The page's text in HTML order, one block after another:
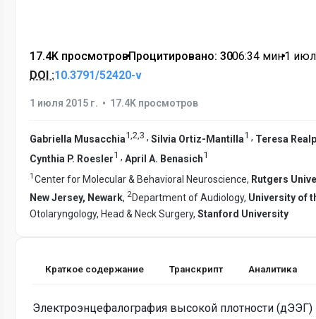
17.4K просмотров•Процитировано: 30•06:34 мин•1
DOI :10.3791/52420-v
1 июля 2015 г. • 17.4K просмотров
Gabriella Musacchia1,2,3 , Silvia Ortiz-Mantilla1 , Teresa
Cynthia P. Roesler1 , April A. Benasich1
1 Center for Molecular & Behavioral Neuroscience, Rutgers
New Jersey, Newark, 2Department of Audiology, University of
Otolaryngology, Head & Neck Surgery, Stanford University
Краткое содержание Транскрипт Аналитика
Электроэнцефалография высокой плотности